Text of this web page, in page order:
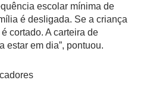
escolar mínima de
é desligada. Se a criança
cortado. A carteira de
estar em dia”, pontuou.